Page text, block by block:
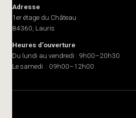
Adresse
1er étage du Château
84360, Lauris
Heures d’ouverture
Du lundi au vendredi : 9h00–20h30
Le samedi : 09h00–12h00